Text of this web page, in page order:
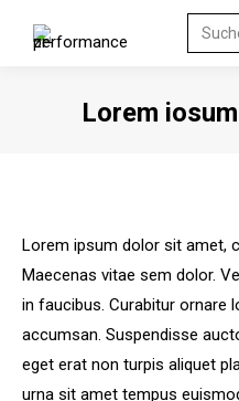
Search:
Lorem
Lorem ipsum dolor sit amet,
Maecenas vitae sem dolor.
in faucibus. Curabitur ornare
accumsan. Suspendisse
eget erat non turpis aliquet
urna sit amet tempus